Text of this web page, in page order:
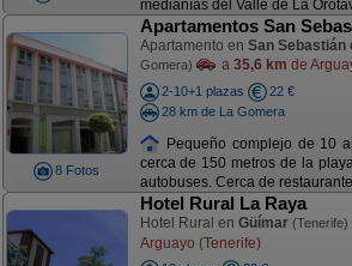
medianías del Valle de La
8 Fotos
Apartamentos San
Apartamento en San Sebastián
Gomera)
a 35,6 km de
2-10+1 plazas
22 €
28 km de La Gomera
Pequeño complejo de 10
cerca de 150 metros de la
autobuses. Cerca de
Hotel Rural La Raya
Hotel Rural en Güímar (Tenerife)
Arguayo (Tenerife)